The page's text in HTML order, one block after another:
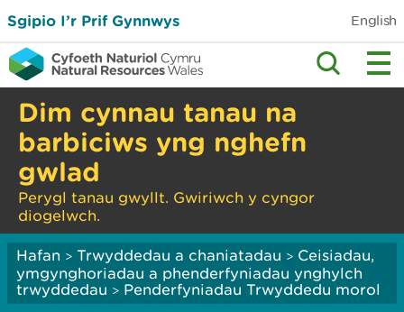
Sgipio I’r Prif Gynnwys English
Dim cynnau tanau na
barbiciws yng nghefn
gwlad
Perygl tanau gwyllt. Gwiriwch y cyngor
diogelwch.
Hafan > Trwyddedau a chaniatadau > Ceisiadau,
ymgynghoriadau a phenderfyniadau ynghylch
trwyddedau > Penderfyniadau Trwyddedu morol